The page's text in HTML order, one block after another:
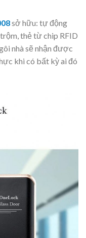
sở hữu: tự động
thẻ từ chip RFID
nhà sẽ nhận được
khi có bất kỳ ai đó